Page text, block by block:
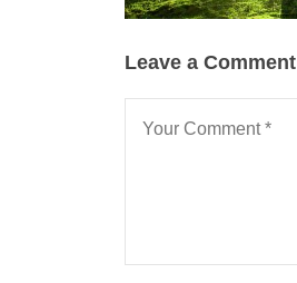
Leave a Comment